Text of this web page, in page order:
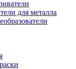
для металла